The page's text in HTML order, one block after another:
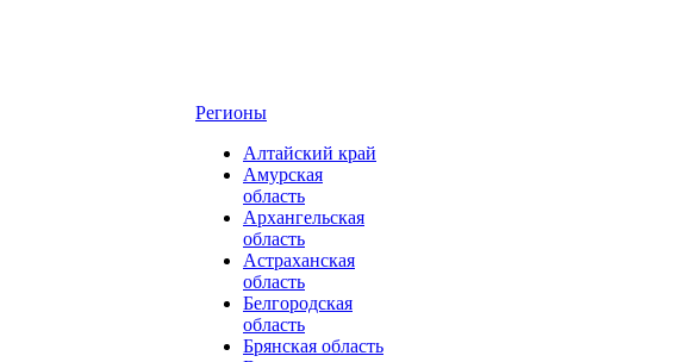
Регионы
Алтайский край
Амурская
область
Архангельская
область
Астраханская
область
Белгородская
область
Брянская область